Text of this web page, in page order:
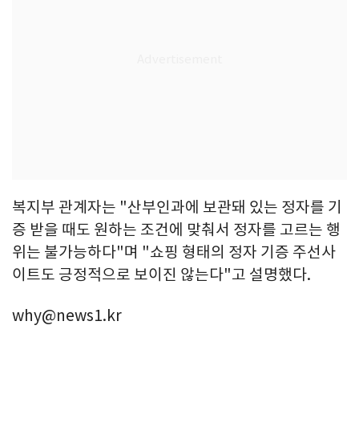
복지부 관계자는 "산부인과에 보관돼 있는 정자를 기
증 받을 때도 원하는 조건에 맞춰서 정자를 고르는 행
위는 불가능하다"며 "쇼핑 형태의 정자 기증 주선사
이트도 긍정적으로 보이진 않는다"고 설명했다.
why@news1.kr